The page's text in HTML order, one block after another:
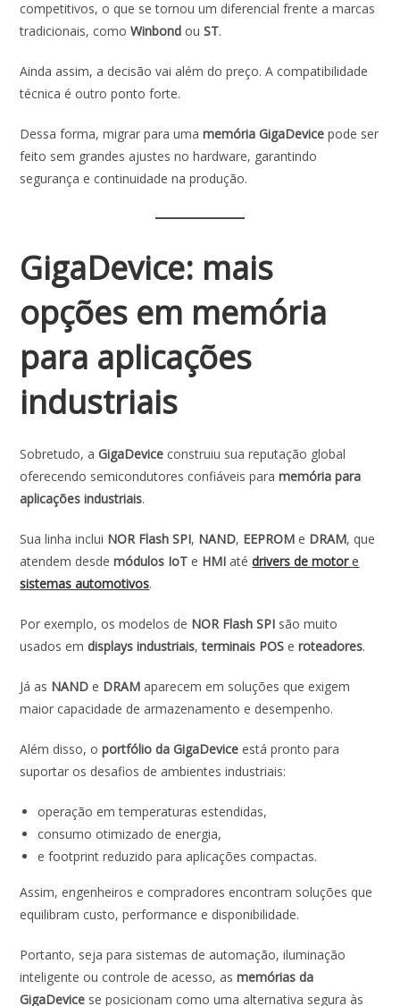
competitivos, o que se tornou um diferencial frente a marcas
tradicionais, comoWinbondouST.
Ainda assim, a decisão vai além do preço. A compatibilidade
técnica é outro ponto forte.
Dessa forma, migrar para umamemória GigaDevice pode ser
feito sem grandes ajustes no hardware, garantindo
segurança e continuidade na produção.
GigaDevice: mais
opções em memória
para aplicações
industriais
Sobretudo, aGigaDevice construiu sua reputação global
oferecendo semicondutores confiáveis paramemória para
aplicações industriais.
Sua linha inclui NOR Flash SPI, NAND, EEPROM e DRAM, que
atendem desdemódulos IoT e HMI atédrivers de motore
sistemas automotivos.
Por exemplo, os modelos de NOR Flash SPI são muito
usados emdisplays industriais,terminais POS eroteadores.
Já as NANDe DRAMaparecem em soluções que exigem
maior capacidade de armazenamento e desempenho.
Além disso, oportfólio da GigaDevice está pronto para
suportar os desafios de ambientes industriais:
operação em temperaturas estendidas,
consumo otimizado de energia,
e footprint reduzido para aplicações compactas.
Assim, engenheiros e compradores encontram soluções que
equilibram custo, performance e disponibilidade.
Portanto, seja para sistemas de automação, iluminação
inteligente ou controle de acesso, asmemórias da
GigaDevice se posicionam como uma alternativa segura às